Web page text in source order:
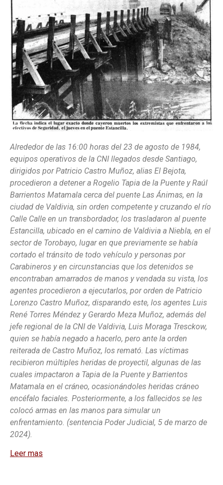
Alrededor de las 16:00 horas del 23 de agosto de 1984,
equipos operativos de la CNI llegados desde Santiago,
dirigidos por Patricio Castro Muñoz, alias El Bejota,
procedieron a detener a Rogelio Tapia de la Puente y Raúl
Barrientos Matamala cerca del puente Las Ánimas, en la
ciudad de Valdivia, sin orden competente y cruzando el río
Calle Calle en un transbordador, los trasladaron al puente
Estancilla, ubicado en el camino de Valdivia a Niebla, en el
sector de Torobayo, lugar en que previamente se había
cortado el tránsito de todo vehículo y personas por
Carabineros y en circunstancias que los detenidos se
encontraban amarrados de manos y vendada su vista, los
agentes procedieron a ejecutarlos, por orden de Patricio
Lorenzo Castro Muñoz, disparando este, los agentes Luis
René Torres Méndez y Gerardo Meza Muñoz, además del
jefe regional de la CNI de Valdivia, Luis Moraga Tresckow,
quien se había negado a hacerlo, pero ante la orden
reiterada de Castro Muñoz, los remató. Las víctimas
recibieron múltiples heridas de proyectil, algunas de las
cuales impactaron a Tapia de la Puente y Barrientos
Matamala en el cráneo, ocasionándoles heridas cráneo
encéfalo faciales. Posteriormente, a los fallecidos se les
colocó armas en las manos para simular un
enfrentamiento. (sentencia Poder Judicial, 5 de marzo de
2024).
Leer mas